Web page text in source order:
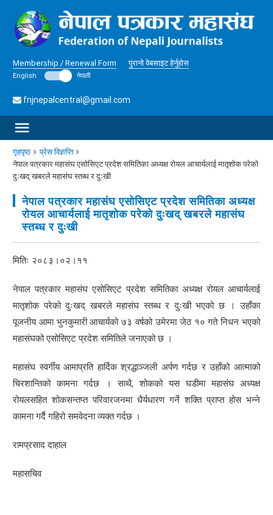
Membership / Renewal Form पुरानो वेबसाइट हेर्नुहोस
English नेपाली
fnjnepalcentral@gmail.com
गृहपृष्ठ
प्रेस विज्ञप्ति
नेपाल पत्रकार महासंघ एसोसिएट प्रदेश समितिका अध्यक्ष रोयल आचार्यलाई मातृशोक परेको
दुःखद् खबरले महासंघ स्तब्ध र दुःखी
नेपाल पत्रकार महासंघ एसोसिएट प्रदेश समितिका अध्यक्ष
रोयल आचार्यलाई मातृशोक परेको दुःखद् खबरले महासंघ
स्तब्ध र दुःखी
मितिः २०८३।०२।११
नेपाल पत्रकार महासंघ एसोसिएट प्रदेश समितिका अध्यक्ष रोयल आचार्यलाई
मातृशोक परेको दुःखद् खबरले महासंघ स्तब्ध र दुःखी भएको छ । उहाँका
पूजनीय आमा भुनकुमारी आचार्यको ७३ वर्षको उमेरमा जेठ १० गते निधन भएको
महासंघको एसोसिएट प्रदेश समितिले जनाएको छ ।
महासंघ स्वर्गीय आमाप्रति हार्दिक श्रद्धाञ्जली अर्पण गर्दछ र उहाँको आत्माको
चिरशान्तिको कामना गर्दछ । साथै, शोकको यस घडीमा महासंघ अध्यक्ष
रोयलसहित शोकसन्तप्त परिवारजनमा धैर्यधारण गर्ने शक्ति प्राप्त होस भन्ने
कामना गर्दै गहिरो समवेदना व्यक्त गर्दछ ।
रामप्रसाद दाहाल
महासचिव